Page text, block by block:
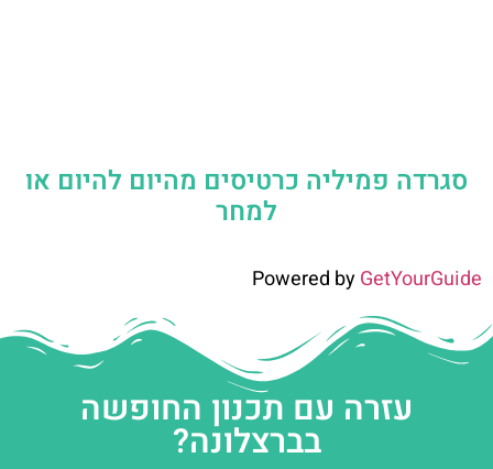
סגרדה פמיליה כרטיסים מהיום להיום או
למחר
Powered byGetYourGuide
עזרה עם תכנון החופשה
בברצלונה?